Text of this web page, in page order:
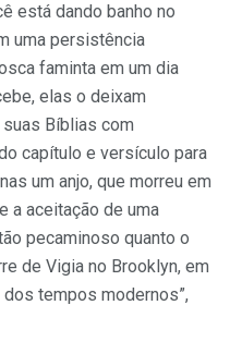
está dando banho no
uma persistência
faminta em um dia
elas o deixam
Bíblias com
capítulo e versículo para
um anjo, que morreu em
a aceitação de uma
pecaminoso quanto o
de Vigia no Brooklyn, em
dos tempos modernos”,